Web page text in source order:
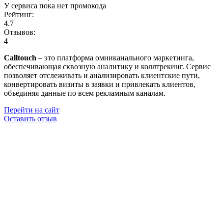
У сервиса пока нет промокода
Рейтинг:
4.7
Отзывов:
4
Calltouch – это платформа омниканального маркетинга,
обеспечивающая сквозную аналитику и коллтрекинг. Сервис
позволяет отслеживать и анализировать клиентские пути,
конвертировать визиты в заявки и привлекать клиентов,
объединяя данные по всем рекламным каналам.
Перейти на сайт
Оставить отзыв